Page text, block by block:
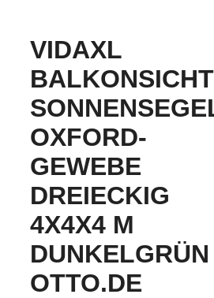
VIDAXL
OXFORD-
GEWEBE
DREIECKIG
4X4X4 M
DUNKELGRÜN
OTTO.DE